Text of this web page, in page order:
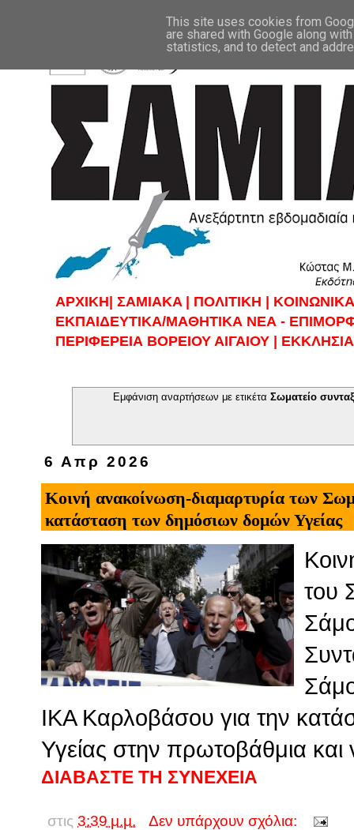
ΑΡΧΙΚΗ| ΣAMIAKA | ΠΟΛΙΤΙΚΗ |
ΕΚΠΑΙΔΕΥΤΙΚΑ/ΜΑΘΗΤΙΚΑ ΝΕΑ -
ΠΕΡΙΦΕΡΕΙΑ ΒΟΡΕΙΟΥ ΑΙΓΑΙΟΥ |
Εμφάνιση αναρτήσεων με ετικέταΣωματείο
6 Απρ 2026
Κοινή ανακοίνωση-διαμαρτυρία των
κατάσταση των δημόσιων δομών Υγείας
του
ΙΚΑ Καρλοβάσου για την
Υγείας στην πρωτοβάθμια
ΔΙΑΒΑΣΤΕ ΤΗ ΣΥΝΕΧΕΙΑ
στις 3:39 μ.μ.
Δεν υπάρχουν σχόλια:
This site uses cookies from
are shared with Google along
statistics, and to detect and